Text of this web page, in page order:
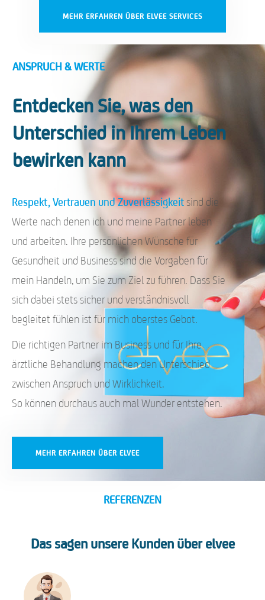
MEHR ERFAHREN ÜBER ELVEE SERVICES
ANSPRUCH & WERTE
Entdecken Sie, was den
Unterschied in Ihrem Leben
bewirken kann
Respekt, Vertrauen und Zuverlässigkeit sind die
Werte nach denen ich und meine Partner leben
und arbeiten. Ihre persönlichen Wünsche für
Gesundheit und Business sind die Vorgaben für
mein Handeln, um Sie zum Ziel zu führen. Dass Sie
sich dabei stets sicher und verständnisvoll
begleitet fühlen ist für mich oberstes Gebot.
Die richtigen Partner im Business und für Ihre
ärztliche Behandlung machen den Unterschied
zwischen Anspruch und Wirklichkeit.
So können durchaus auch mal Wunder entstehen.
MEHR ERFAHREN ÜBER ELVEE
REFERENZEN
Das sagen unsere Kunden über elvee